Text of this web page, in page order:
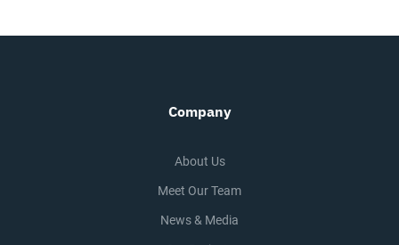
Company
About Us
Meet Our Team
News & Media